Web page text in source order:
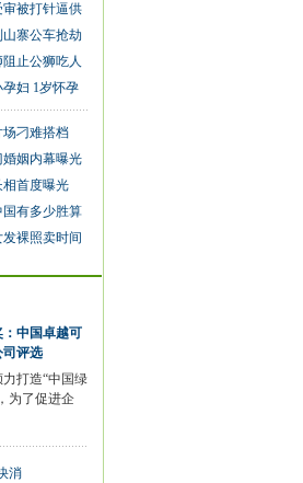
审被打针逼供
寨公车抢劫
止公狮吃人
孕妇 1岁怀孕
场刁难搭档
婚姻内幕曝光
相首度曝光
国有多少胜算
发裸照卖时间
中国卓越可
司评选
打造“中国绿
为了促进企
消